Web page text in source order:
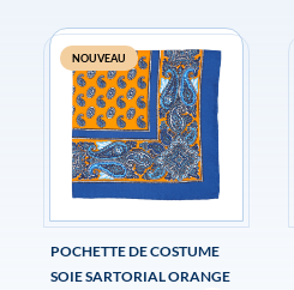
NOUVEAU
POCHETTE DE COSTUME
SOIE SARTORIAL ORANGE